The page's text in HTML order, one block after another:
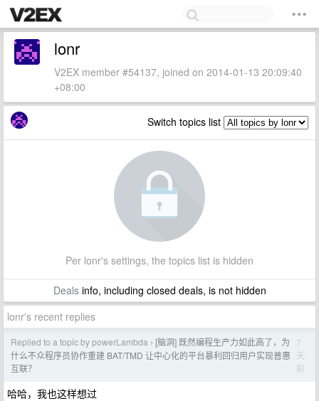
lonr
V2EX member #54137, joined on 2014-01-13 20:09:40
+08:00
Switch topics list
Per lonr's settings, the topics list is hidden
Dealsinfo, including closed deals, is not hidden
lonr's recent replies
Replied to a topic by powerLambda › [脑洞] 既然编程生产力如此高了，为
什么不众程序员协作重建 BAT/TMD 让中心化的平台暴利回归用户实现普惠
互联？
7
天
前
哈哈，我也这样想过